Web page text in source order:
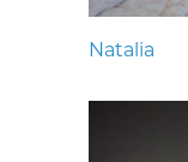
Natalia